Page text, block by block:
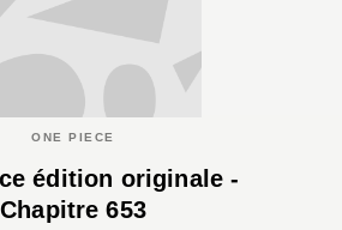
ONE PIECE
édition originale -
Chapitre 653